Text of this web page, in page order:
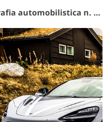
Preimpostazioni per fotografia automobilistica n. 15 "Deep"